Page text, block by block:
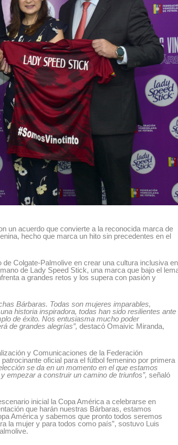
un acuerdo que convierte a la reconocida marca de
hecho que marca un hito sin precedentes en el
Colgate-Palmolive en crear una cultura inclusiva en
de Lady Speed Stick, una marca que bajo el
a grandes retos y los supera con pasión y
Bárbaras. Todas son mujeres imparables,
historia inspiradora, todas han sido resilientes ante
de éxito. Nos entusiasma mucho poder
de grandes alegrías”, destacó Omaivic Miranda,
y Comunicaciones de la Federación
oficial para el fútbol femenino por primera
se da en un momento en el que estamos
empezar a construir un camino de triunfos”,señaló
inicial la Copa América a celebrarse en
que harán nuestras Bárbaras, estamos
América y sabemos que pronto todos seremos
la mujer y para todos como país”, sostuvo Luis